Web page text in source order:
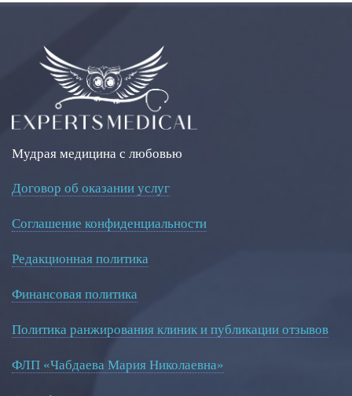
Мудрая медицина с любовью
Договор об оказании услуг
Соглашение конфиденциальности
Редакционная политика
Финансовая политика
Политика ранжирования клиник и публикации отзывов
ФЛП «Чабдаева Мария Николаевна»